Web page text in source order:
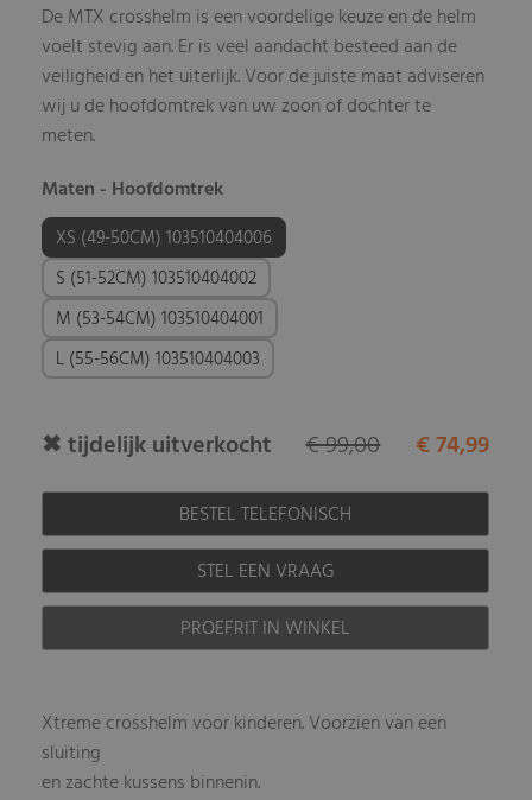
De MTX crosshelm is een voordelige keuze en de helm
voelt stevig aan. Er is veel aandacht besteed aan de
veiligheid en het uiterlijk. Voor de juiste maat adviseren
wij u de hoofdomtrek van uw zoon of dochter te
meten.
Maten - Hoofdomtrek
XS (49-50CM) 103510404006
S (51-52CM) 103510404002
M (53-54CM) 103510404001
L (55-56CM) 103510404003
✖ tijdelijk uitverkocht € 74,99
€ 99,00
BESTEL TELEFONISCH
STEL EEN VRAAG
PROEFRIT IN WINKEL
Xtreme crosshelm voor kinderen. Voorzien van een
sluiting
en zachte kussens binnenin.